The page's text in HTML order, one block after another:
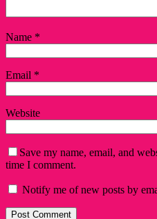
Name *
Email *
Website
Save my name, email, and
time I comment.
Notify me of new posts by